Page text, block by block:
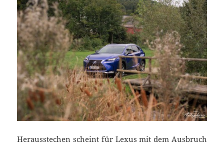
Herausstechen scheint für Lexus mit dem Ausbruch